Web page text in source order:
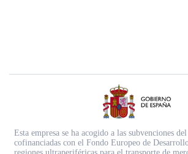
Esta empresa se ha acogido a las subvenciones
cofinanciadas con el Fondo Europeo de